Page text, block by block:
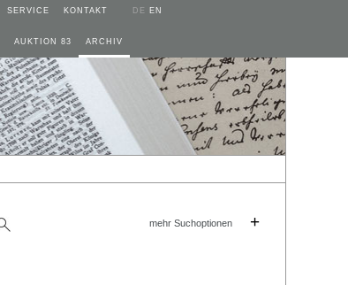
SERVICE KONTAKT DE EN
AUKTION 83 ARCHIV
mehr Suchoptionen +